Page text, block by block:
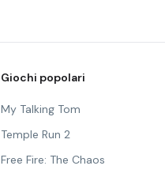
Giochi popolari
My Talking Tom
Temple Run 2
Free Fire: The Chaos